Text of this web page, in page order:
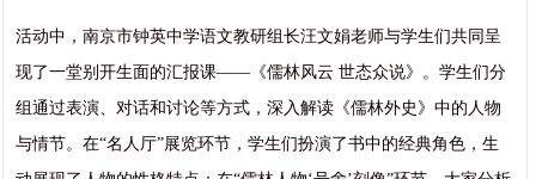
活动中，南京市钟英中学语文教研组长汪文娟老师与学生们共同呈
现了一堂别开生面的汇报课——《儒林风云 世态众说》。学生们分
组通过表演、对话和讨论等方式，深入解读《儒林外史》中的人物
与情节。在“名人厅”展览环节，学生们扮演了书中的经典角色，生